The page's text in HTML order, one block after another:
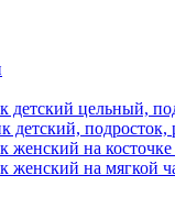
детский цельный,
детский, подросток,
женский на
женский на мягкой